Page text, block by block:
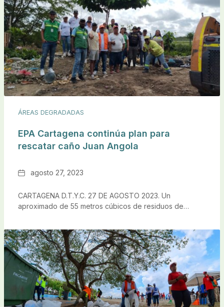
ÁREAS DEGRADADAS
EPA Cartagena continúa plan para
rescatar caño Juan Angola
Fechaagosto 27, 2023
CARTAGENA D.T.Y.C. 27 DE AGOSTO 2023. Un
aproximado de 55 metros cúbicos de residuos de…